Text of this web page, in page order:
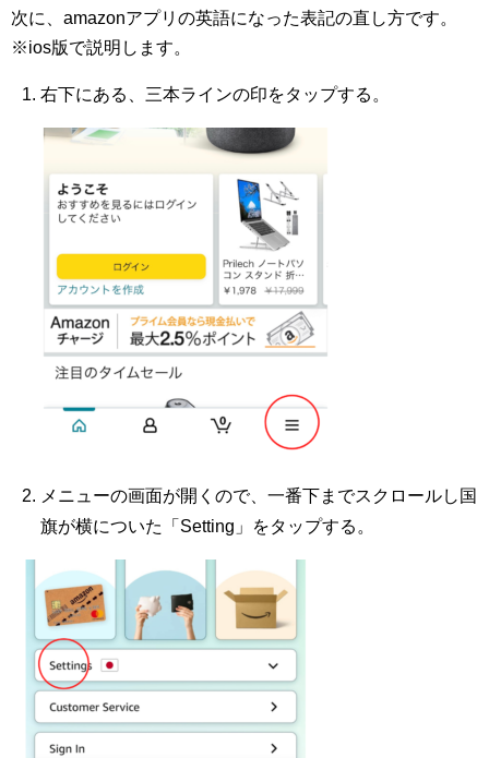
次に、amazonアプリの英語になった表記の直し方です。
※ios版で説明します。
右下にある、三本ラインの印をタップする。
メニューの画面が開くので、一番下までスクロールし国
旗が横についた「Setting」をタップする。